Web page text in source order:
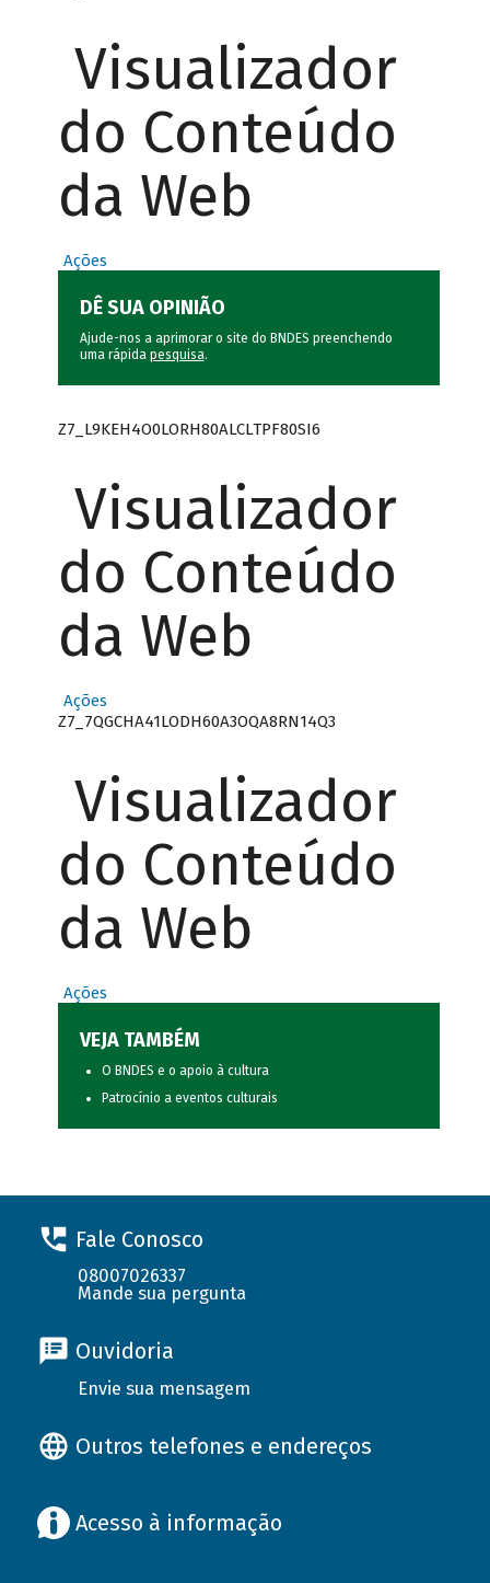
Visualizador
do Conteúdo
da Web
Ações
DÊ SUA OPINIÃO
Ajude-nos a aprimorar o site do BNDES preenchendo
uma rápida pesquisa.
Z7_L9KEH4O0LORH80ALCLTPF80SI6
Visualizador
do Conteúdo
da Web
Ações
Z7_7QGCHA41LODH60A3OQA8RN14Q3
Visualizador
do Conteúdo
da Web
Ações
VEJA TAMBÉM
O BNDES e o apoio à cultura
Patrocínio a eventos culturais
Fale Conosco
08007026337
Mande sua pergunta
Ouvidoria
Envie sua mensagem
Outros telefones e endereços
Acesso à informação